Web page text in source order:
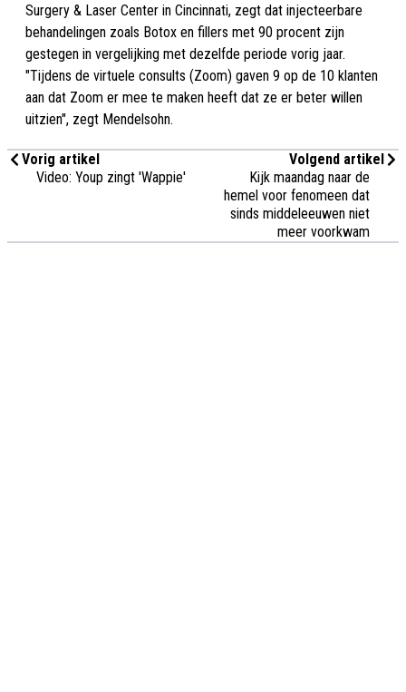
Surgery & Laser Center in Cincinnati, zegt dat injecteerbare
behandelingen zoals Botox en fillers met 90 procent zijn
gestegen in vergelijking met dezelfde periode vorig jaar.
"Tijdens de virtuele consults (Zoom) gaven 9 op de 10 klanten
aan dat Zoom er mee te maken heeft dat ze er beter willen
uitzien", zegt Mendelsohn.
Vorig artikel
Video: Youp zingt 'Wappie'
Volgend artikel
Kijk maandag naar de
hemel voor fenomeen dat
sinds middeleeuwen niet
meer voorkwam